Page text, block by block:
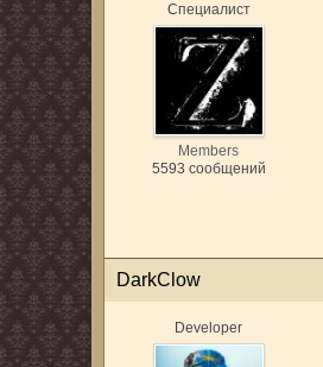
Специалист
Members
5593 сообщений
DarkClow
Developer